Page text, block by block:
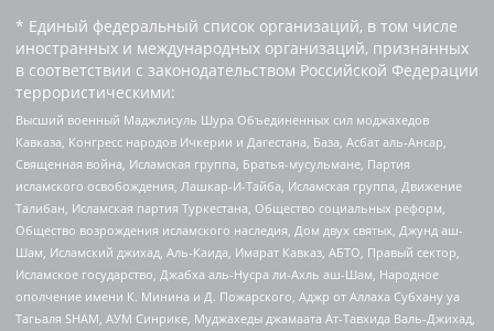
* Единый федеральный список организаций, в том числе
иностранных и международных организаций, признанных
в соответствии с законодательством Российской Федерации
террористическими:
Высший военный Маджлисуль Шура Объединенных сил моджахедов
Кавказа, Конгресс народов Ичкерии и Дагестана, База, Асбат аль-Ансар,
Священная война, Исламская группа, Братья-мусульмане, Партия
исламского освобождения, Лашкар-И-Тайба, Исламская группа, Движение
Талибан, Исламская партия Туркестана, Общество социальных реформ,
Общество возрождения исламского наследия, Дом двух святых, Джунд аш-
Шам, Исламский джихад, Аль-Каида, Имарат Кавказ, АБТО, Правый сектор,
Исламское государство, Джабха аль-Нусра ли-Ахль аш-Шам, Народное
ополчение имени К. Минина и Д. Пожарского, Аджр от Аллаха Субхану уа
Тагьаля SHAM, АУМ Синрике, Муджахеды джамаата Ат-Тавхида Валь-Джихад,